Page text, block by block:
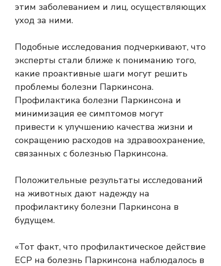
этим заболеванием и лиц, осуществляющих
уход за ними.
Подобные исследования подчеркивают, что
эксперты стали ближе к пониманию того,
какие проактивные шаги могут решить
проблемы болезни Паркинсона.
Профилактика болезни Паркинсона и
минимизация ее симптомов могут
привести к улучшению качества жизни и
сокращению расходов на здравоохранение,
связанных с болезнью Паркинсона.
Положительные результаты исследований
на животных дают надежду на
профилактику болезни Паркинсона в
будущем.
«Тот факт, что профилактическое действие
ECP на болезнь Паркинсона наблюдалось в